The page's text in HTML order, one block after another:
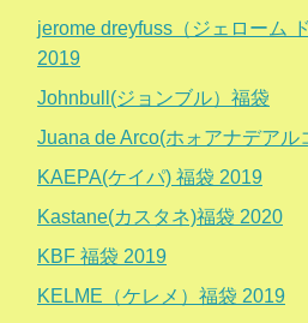
jerome dreyfuss（ジェローム
2019
Johnbull(ジョンブル）福袋
Juana de Arco(ホォアナデアル
KAEPA(ケイパ) 福袋 2019
Kastane(カスタネ)福袋 2020
KBF 福袋 2019
KELME（ケレメ）福袋 2019